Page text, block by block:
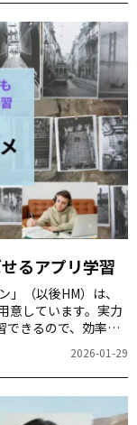
るアプリ学習
（以後HM）は、
意しています。実力
できるので、効率よ
きるのです。 今回は
みましょう。
2026-01-29